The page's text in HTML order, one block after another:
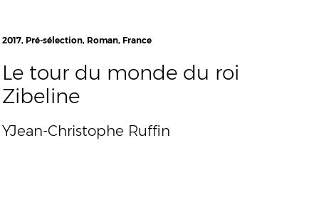
2017, Pré-sélection, Roman, France
Le tour du monde du roi
Zibeline
YJean-Christophe Ruffin